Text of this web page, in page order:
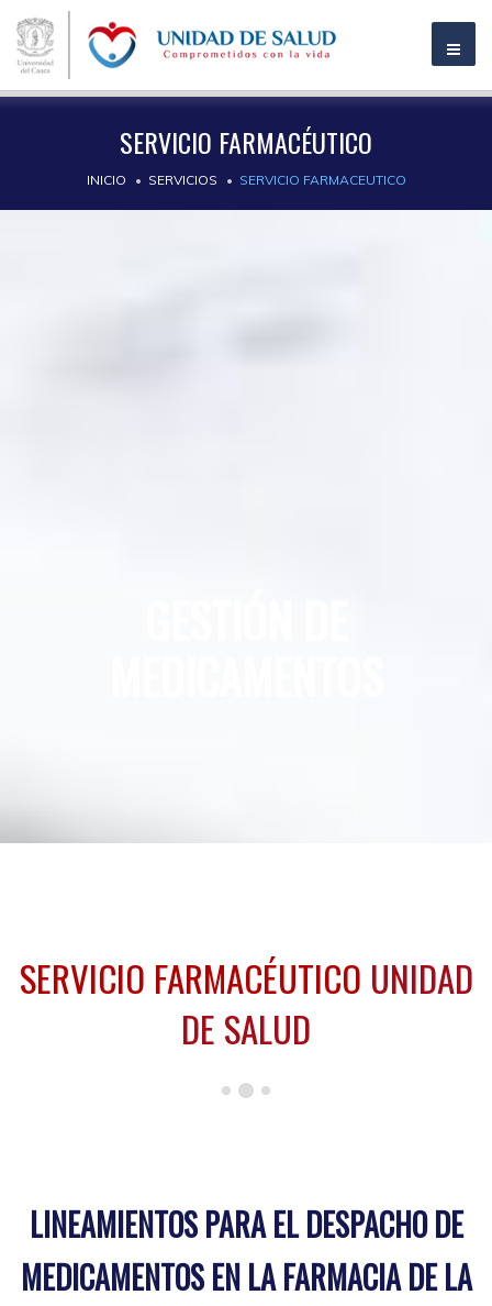
SERVICIO FARMACÉUTICO
INICIO SERVICIOS SERVICIO FARMACEUTICO
SERVICIO FARMACÉUTICO UNIDAD
DE SALUD
LINEAMIENTOS PARA EL DESPACHO DE
MEDICAMENTOS EN LA FARMACIA DE LA